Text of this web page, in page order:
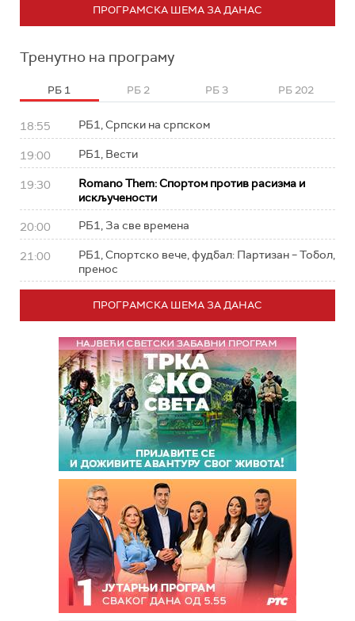
ПРОГРАМСКА ШЕМА ЗА ДАНАС
Тренутно на програму
РБ 1 РБ 2 РБ 3 РБ 202
18:55 РБ1, Српски на српском
19:00 РБ1, Вести
19:30
Romano Them: Спортом против расизма и
искључености
20:00 РБ1, За све времена
21:00
РБ1, Спортско вече, фудбал: Партизан – Тобол,
пренос
ПРОГРАМСКА ШЕМА ЗА ДАНАС